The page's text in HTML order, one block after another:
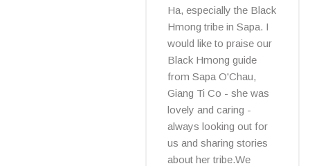
Ha, especially the Black
Hmong tribe in Sapa. I
would like to praise our
Black Hmong guide
from Sapa O'Chau,
Giang Ti Co - she was
lovely and caring -
always looking out for
us and sharing stories
about her tribe.We